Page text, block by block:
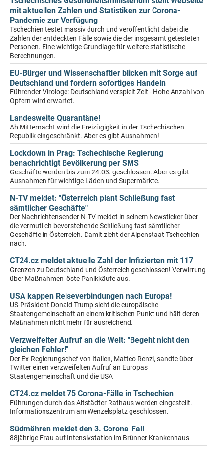
mit aktuellen Zahlen und Statistiken zur Corona-
Pandemie zur Verfügung
Tschechien testet massiv durch und veröffentlicht dabei die
Zahlen der entdeckten Fälle sowie die der insgesamt getesteten
Personen. Eine wichtige Grundlage für weitere statistische
Berechnungen.
EU-Bürger und Wissenschaftler blicken mit Sorge auf
Deutschland und fordern sofortiges Handeln
Führender Virologe: Deutschland verspielt Zeit - Hohe Anzahl von
Opfern wird erwartet.
Landesweite Quarantäne!
Ab Mitternacht wird die Freizügigkeit in der Tschechischen
Republik eingeschränkt. Aber es gibt Ausnahmen!
Lockdown in Prag: Tschechische Regierung
benachrichtigt Bevölkerung per SMS
Geschäfte werden bis zum 24.03. geschlossen. Aber es gibt
Ausnahmen für wichtige Läden und Supermärkte.
N-TV meldet: "Österreich plant Schließung fast
sämtlicher Geschäfte"
Der Nachrichtensender N-TV meldet in seinem Newsticker über
die vermutlich bevorstehende Schließung fast sämtlicher
Geschäfte in Österreich. Damit zieht der Alpenstaat Tschechien
nach.
CT24.cz meldet aktuelle Zahl der Infizierten mit 117
Grenzen zu Deutschland und Österreich geschlossen! Verwirrung
über Maßnahmen löste Panikkäufe aus.
USA kappen Reiseverbindungen nach Europa!
US-Präsident Donald Trump sieht die europäische
Staatengemeinschaft an einem kritischen Punkt und hält deren
Maßnahmen nicht mehr für ausreichend.
Verzweifelter Aufruf an die Welt: "Begeht nicht den
gleichen Fehler!"
Der Ex-Regierungschef von Italien, Matteo Renzi, sandte über
Twitter einen verzweifelten Aufruf an Europas
Staatengemeinschaft und die USA
CT24.cz meldet 75 Corona-Fälle in Tschechien
Führungen durch das Altstädter Rathaus werden eingestellt.
Informationszentrum am Wenzelsplatz geschlossen.
Südmähren meldet den 3. Corona-Fall
88jährige Frau auf Intensivstation im Brünner Krankenhaus